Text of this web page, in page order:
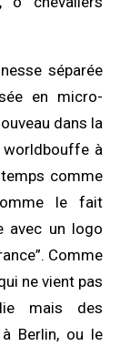
séparée
en micro-
dans la
worldbouffe à
comme
le fait
avec un logo
Comme
ne vient pas
mais des
Berlin, ou le